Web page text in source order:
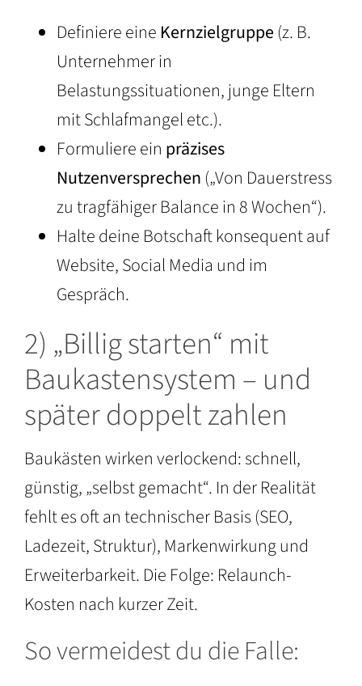
Definiere eine Kernzielgruppe (z. B.
Unternehmer in
Belastungssituationen, junge Eltern
mit Schlafmangel etc.).
Formuliere ein präzises
Nutzenversprechen („Von Dauerstress
zu tragfähiger Balance in 8 Wochen“).
Halte deine Botschaft konsequent auf
Website, Social Media und im
Gespräch.
2) „Billig starten“ mit
Baukastensystem – und
später doppelt zahlen
Baukästen wirken verlockend: schnell,
günstig, „selbst gemacht“. In der Realität
fehlt es oft an technischer Basis (SEO,
Ladezeit, Struktur), Markenwirkung und
Erweiterbarkeit. Die Folge: Relaunch-
Kosten nach kurzer Zeit.
So vermeidest du die Falle: